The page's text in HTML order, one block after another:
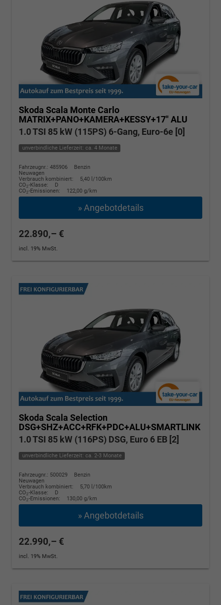
Skoda Scala Monte Carlo
MATRIX+PANO+KAMERA+KESSY+17" ALU
1.0 TSI 85 kW (115PS) 6-Gang, Euro-6e [0]
unverbindliche Lieferzeit: ca. 4 Monate
Fahrzeugnr.: 485906
Benzin
Neuwagen
Verbrauch kombiniert:
5,40 l/100km
CO2-Klasse:
D
CO2-Emissionen: 122,00 g/km
» Angebotdetails
22.890,– €
incl. 19% MwSt.
Skoda Scala Selection
DSG+SHZ+ACC+RFK+PDC+ALU+SMARTLINK
1.0 TSI 85 kW (116PS) DSG, Euro 6 EB [2]
unverbindliche Lieferzeit: ca. 2-3 Monate
Fahrzeugnr.: 500029
Benzin
Neuwagen
Verbrauch kombiniert:
5,70 l/100km
CO2-Klasse:
D
CO2-Emissionen: 130,00 g/km
» Angebotdetails
22.990,– €
incl. 19% MwSt.